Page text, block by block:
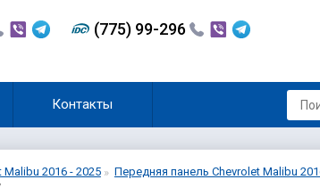
(775) 99-296
Контакты
2016 - 2025
Передняя панель Chevrolet Malibu